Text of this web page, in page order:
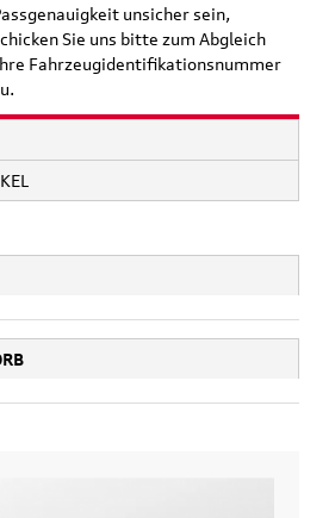
unsicher sein,
Sie uns bitte zum Abgleich
Fahrzeugidentifikationsnummer